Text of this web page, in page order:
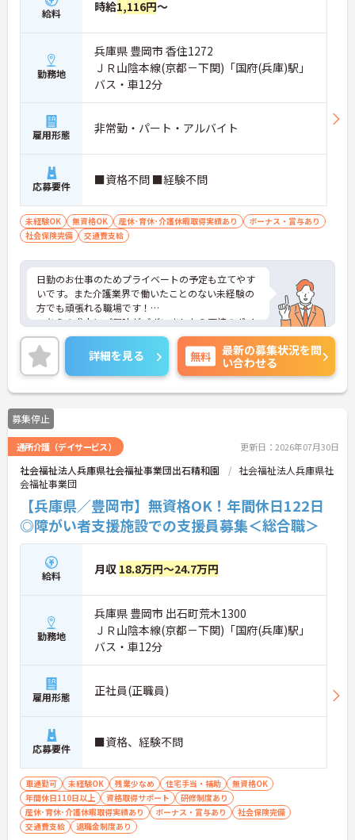
給料 時給1,116円～
勤務地
兵庫県 豊岡市 香住1272
ＪＲ山陰本線(京都－下関)「国府(兵庫)駅」
バス・車12分
雇用形態 非常勤・パート・アルバイト
応募要件 ■資格不問 ■経験不問
未経験OK 無資格OK 産休･育休･介護休暇取得実績あり
ボーナス・賞与あり
社会保険完備
交通費支給
日勤のお仕事のためプライベートの予定も立てやす
いです。また介護業界で働いたことのない未経験の
方でも頑張れる職場です！
こちらの求人にご興味がございましたら面接のポイ
ントもお伝えしますので是非ご応募お待ちしており
ます。
詳細を見る 無料
最新の募集状況を問
い合わせる
募集停止
通所介護（デイサービス） 更新日：2026年07月30日
社会福祉法人兵庫県社会福祉事業団出石精和園
社会福祉法人兵庫県社
会福祉事業団
【兵庫県／豊岡市】無資格OK！年間休日122日
◎障がい者支援施設での支援員募集＜総合職＞
給料 月収 18.8万円～24.7万円
勤務地
兵庫県 豊岡市 出石町荒木1300
ＪＲ山陰本線(京都－下関)「国府(兵庫)駅」
バス・車12分
雇用形態 正社員(正職員)
応募要件 ■資格、経験不問
車通勤可 未経験OK 残業少なめ 住宅手当・補助
無資格OK
年間休日110日以上
資格取得サポート
研修制度あり
産休･育休･介護休暇取得実績あり
ボーナス・賞与あり
社会保険完備
交通費支給
退職金制度あり